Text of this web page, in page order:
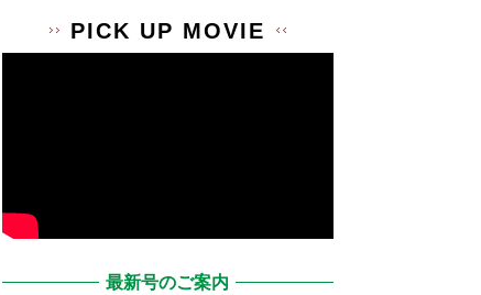
PICK UP MOVIE
最新号のご案内